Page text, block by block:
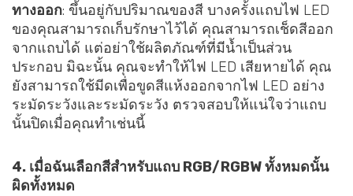
ทางออก: ขึ้นอยู่กับปริมาณของสี บางครั้งแถบไฟ LED
ของคุณสามารถเก็บรักษาไว้ได้ คุณสามารถเช็ดสีออก
จากแถบได้ แต่อย่าใช้ผลิตภัณฑ์ที่มีน้ำเป็นส่วน
ประกอบ มิฉะนั้น คุณจะทำให้ไฟ LED เสียหายได้ คุณ
ยังสามารถใช้มีดเพื่อขูดสีแห้งออกจากไฟ LED อย่าง
ระมัดระวังและระมัดระวัง ตรวจสอบให้แน่ใจว่าแถบ
นั้นปิดเมื่อคุณทำเช่นนี้
4. เมื่อฉันเลือกสีสำหรับแถบ RGB/RGBW ทั้งหมดนั้น
ผิดทั้งหมด